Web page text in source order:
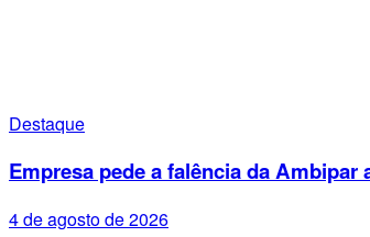
Destaque
Empresa pede a falência da Ambipar
4 de agosto de 2026